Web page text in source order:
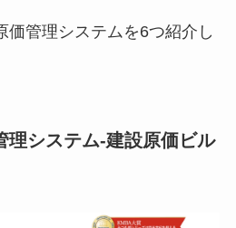
価管理システムを6つ紹介し
理システム-建設原価ビル